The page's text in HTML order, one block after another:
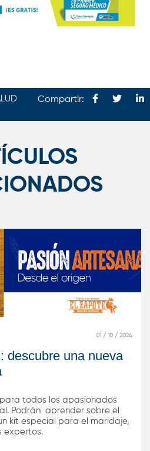
Compartir:
01 / 10 / 2024
descubre una nueva
para todos los apasionados
Podrán aprender sobre el
kit especial para el maridaje,
expertos.